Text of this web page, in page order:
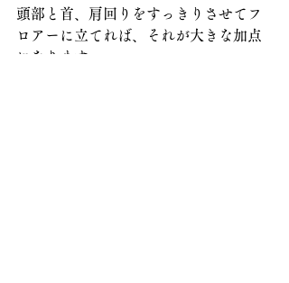
頭部と首、肩回りをすっきりさせてフ
ロアーに立てれば、それが大きな加点
になります。